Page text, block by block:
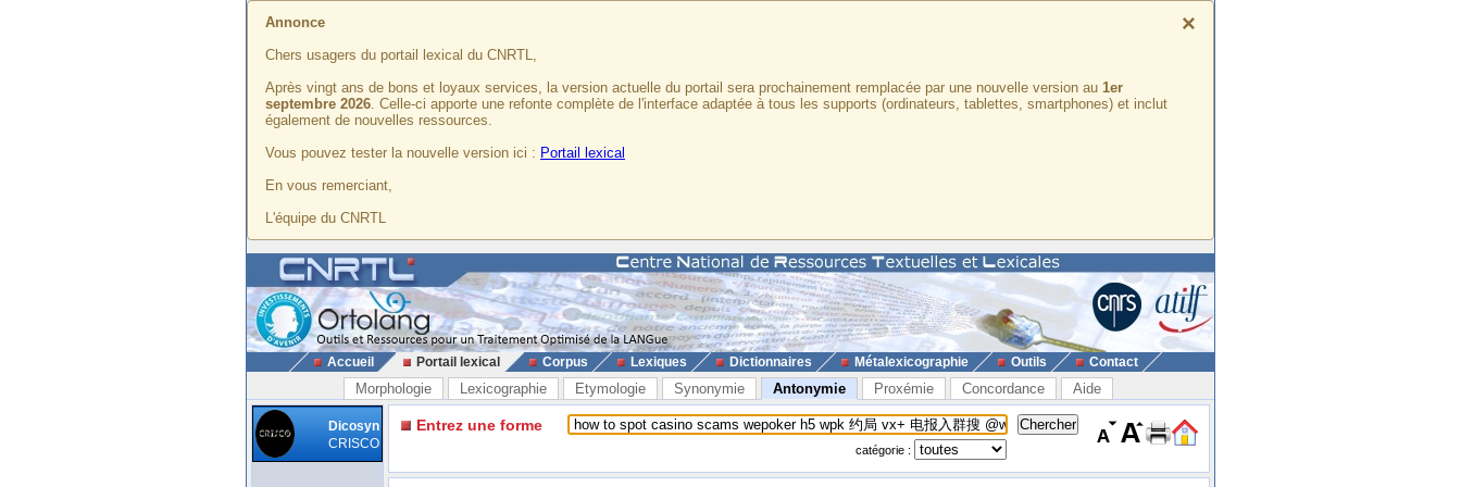
×
Annonce
Chers usagers du portail lexical du CNRTL,
Après vingt ans de bons et loyaux services, la version actuelle du portail sera prochainement remplacée par une nouvelle version au 1er
septembre 2026. Celle-ci apporte une refonte complète de l'interface adaptée à tous les supports (ordinateurs, tablettes, smartphones) et inclut
également de nouvelles ressources.
Vous pouvez tester la nouvelle version ici : Portail lexical
En vous remerciant,
L'équipe du CNRTL
Accueil Portail lexical Corpus Lexiques Dictionnaires Métalexicographie Outils Contact
Morphologie Lexicographie Etymologie Synonymie Antonymie Proxémie Concordance Aide
Dicosyn
CRISCO
Entrez une forme
catégorie :